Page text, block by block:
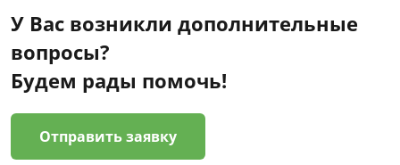
У Вас возникли дополнительные
вопросы?
Будем рады помочь!
Отправить заявку